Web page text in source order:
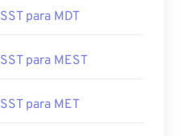
SST para MDT
SST para MEST
SST para MET